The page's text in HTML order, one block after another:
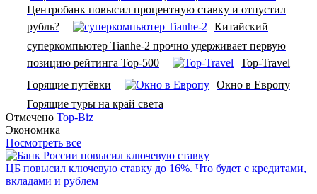
Центробанк повысил процентную ставку и отпустил
рубль?
Китайский
суперкомпьютер Tianhe-2 прочно удерживает первую
позицию рейтинга Top-500
Top-Travel
Горящие путёвки
Окно в Европу
Горящие туры на край света
Отмечено Top-Biz
Экономика
Посмотреть все
ЦБ повысил ключевую ставку до 16%. Что будет с кредитами,
вкладами и рублем